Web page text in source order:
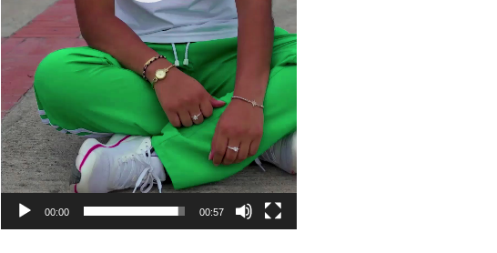
00:00 00:57